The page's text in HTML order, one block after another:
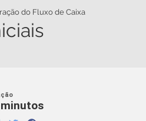
do Fluxo de Caixa